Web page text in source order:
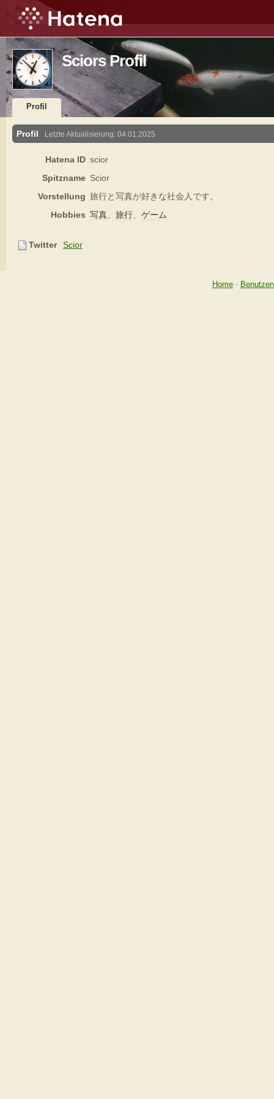
Sciors Profil
Profil
Profil Letzte Aktualisierung: 04.01.2025
Hatena ID scior
Spitzname Scior
Vorstellung 旅行と写真が好きな社会人です。
Hobbies 写真、 旅行、 ゲーム
Twitter Scior
Home -